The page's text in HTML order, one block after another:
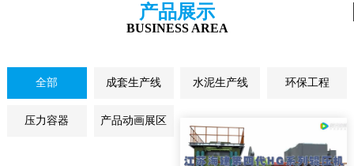
产品展示
BUSINESS AREA
全部 成套生产线 水泥生产线 环保工程
压力容器 产品动画展区